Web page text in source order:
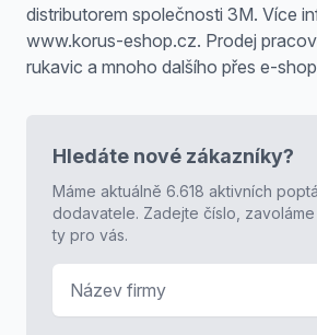
distributorem společnosti 3M. Více
www.korus-eshop.cz. Prodej
rukavic a mnoho dalšího přes e-
Hledáte nové zákazníky?
Máme aktuálně 6.618 aktivních
dodavatele. Zadejte číslo,
ty pro vás.